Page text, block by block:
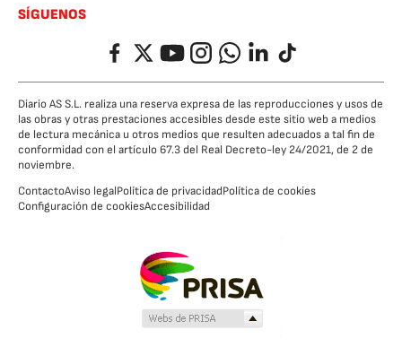
SÍGUENOS
FacebookTwitterYouTubeInstagramWhatsappLinkedIn
TikTok
Diario AS S.L. realiza una reserva expresa de las reproducciones y usos de
las obras y otras prestaciones accesibles desde este sitio web a medios
de lectura mecánica u otros medios que resulten adecuados a tal fin de
conformidad con el artículo 67.3 del Real Decreto-ley 24/2021, de 2 de
noviembre.
ContactoAviso legalPolítica de privacidadPolítica de cookies
Configuración de cookiesAccesibilidad